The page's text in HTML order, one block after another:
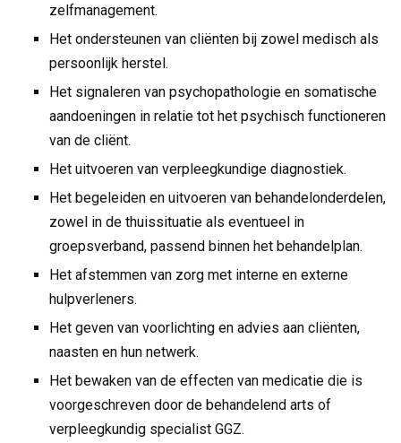
zelfmanagement.
Het ondersteunen van cliënten bij zowel medisch als
persoonlijk herstel.
Het signaleren van psychopathologie en somatische
aandoeningen in relatie tot het psychisch functioneren
van de cliënt.
Het uitvoeren van verpleegkundige diagnostiek.
Het begeleiden en uitvoeren van behandelonderdelen,
zowel in de thuissituatie als eventueel in
groepsverband, passend binnen het behandelplan.
Het afstemmen van zorg met interne en externe
hulpverleners.
Het geven van voorlichting en advies aan cliënten,
naasten en hun netwerk.
Het bewaken van de effecten van medicatie die is
voorgeschreven door de behandelend arts of
verpleegkundig specialist GGZ.